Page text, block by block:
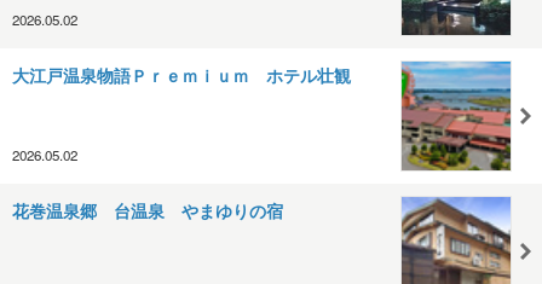
2026.05.02
大江戸温泉物語Ｐｒｅｍｉｕｍ ホテル壮観
2026.05.02
花巻温泉郷 台温泉 やまゆりの宿